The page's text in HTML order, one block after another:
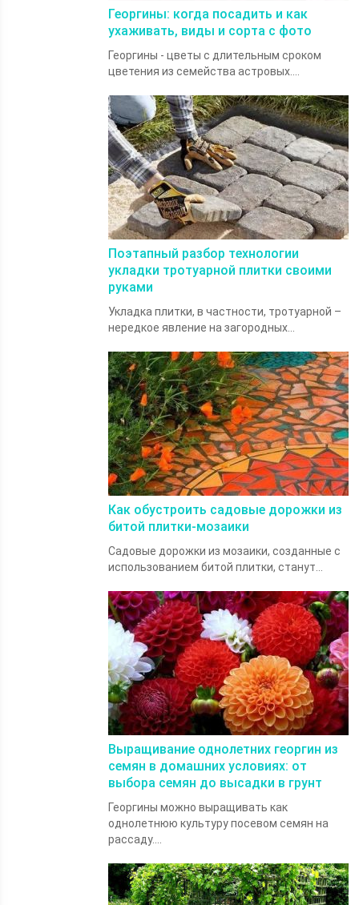
Георгины: когда посадить и как
ухаживать, виды и сорта с фото
Георгины - цветы с длительным сроком
цветения из семейства астровых....
Поэтапный разбор технологии
укладки тротуарной плитки своими
руками
Укладка плитки, в частности, тротуарной –
нередкое явление на загородных...
Как обустроить садовые дорожки из
битой плитки-мозаики
Садовые дорожки из мозаики, созданные с
использованием битой плитки, станут...
Выращивание однолетних георгин из
семян в домашних условиях: от
выбора семян до высадки в грунт
Георгины можно выращивать как
однолетнюю культуру посевом семян на
рассаду....